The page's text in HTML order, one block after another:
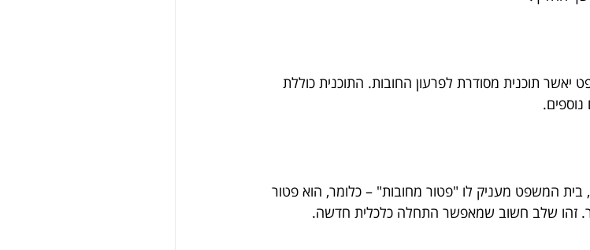
תוכנית מסודרת לפרעון החובות. התוכנית כוללת
המשפט מעניק לו "פטור מחובות" – כלומר, הוא פטור
זהו שלב חשוב שמאפשר התחלה כלכלית חדשה.